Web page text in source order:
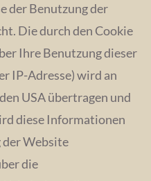
der Benutzung der
Die durch den Cookie
Ihre Benutzung dieser
IP-Adresse) wird an
USA übertragen und
diese Informationen
der Website
die